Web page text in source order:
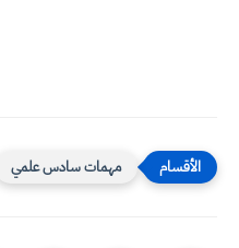
مهمات سادس علمي